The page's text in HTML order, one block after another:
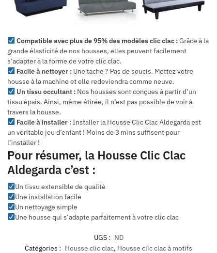
Compatible avec plus de 95% des modèles clic clac :Grâce à la
grande élasticité de nos housses, elles peuvent facilement
s’adapter à la forme de votre clic clac.
Facile à nettoyer :Une tache ? Pas de soucis. Mettez votre
housse à la machine et elle redeviendra comme neuve.
Un tissu occultant :Nos housses sont conçues à partir d’un
tissu épais. Ainsi, même étirée, il n’est pas possible de voir à
travers la housse.
Facile à installer :Installer la Housse Clic Clac Aldegarda est
un véritable jeu d’enfant ! Moins de 3 mins suffisent pour
l’installer !
Pour résumer, la Housse Clic Clac
Aldegarda c’est :
Un tissu extensible de qualité
Une installation facile
Un nettoyage simple
Une housse qui s’adapte parfaitement à votre clic clac
UGS : ND
Catégories : Housse clic clac, Housse clic clac à motifs